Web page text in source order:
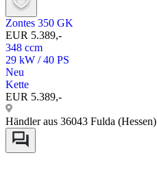
Zontes 350 GK
EUR 5.389,-
348 ccm
29 kW / 40 PS
Neu
Kette
EUR 5.389,-
Händler aus 36043 Fulda (Hessen)